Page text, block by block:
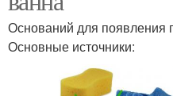
Оснований для появления
Основные источники: